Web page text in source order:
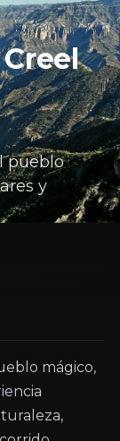
pueblo
y
mágico,